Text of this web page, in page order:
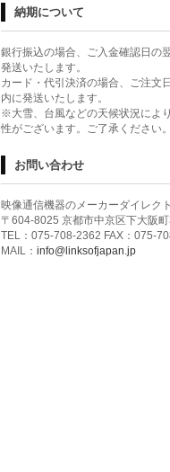
納期について
銀行振込の場合、ご入金確認日の
発送いたします。
カード・代引決済の場合、ご注文
内に発送いたします。
※大雪、台風などの天候状況によ
性がございます。ご了承ください
お問い合わせ
映像通信機器のメーカーダイレ
〒604-8025 京都市中京区下大阪
TEL：075-708-2362 FAX：075-
MAIL： info@linksofjapan.jp